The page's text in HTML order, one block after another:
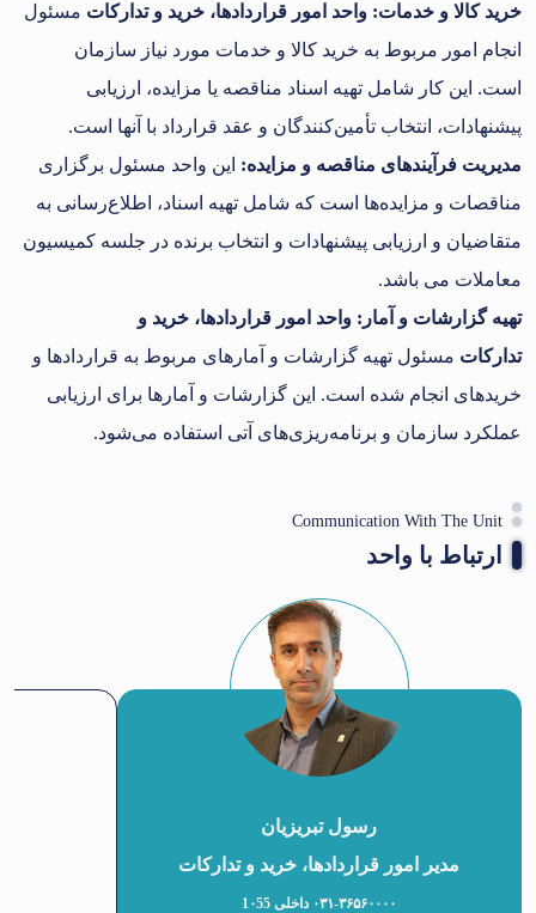
خرید کالا و خدمات: واحد امور قراردادها، خرید و تدارکات مسئول
انجام امور مربوط به خرید کالا و خدمات مورد نیاز سازمان
است. این کار شامل تهیه اسناد مناقصه یا مزایده، ارزیابی
پیشنهادات، انتخاب تأمین‌کنندگان و عقد قرارداد با آنها است.
مدیریت فرآیندهای مناقصه و مزایده: این واحد مسئول برگزاری
مناقصات و مزایده‌ها است که شامل تهیه اسناد، اطلاع‌رسانی به
متقاضیان و ارزیابی پیشنهادات و انتخاب برنده در جلسه کمیسیون
معاملات می‌ باشد.
تهیه گزارشات و آمار : واحد امور قراردادها، خرید و
تدارکات مسئول تهیه گزارشات و آمارهای مربوط به قراردادها و
خریدهای انجام شده است. این گزارشات و آمارها برای ارزیابی
عملکرد سازمان و برنامه‌ریزی‌های آتی استفاده می‌شود.
Communication With The Unit
ارتباط با واحد
رسول تبریزیان
مدیر امور قراردادها، خرید و تدارکات
۰۳۱-۳۶۵۶۰۰۰۰ داخلی 1۰55